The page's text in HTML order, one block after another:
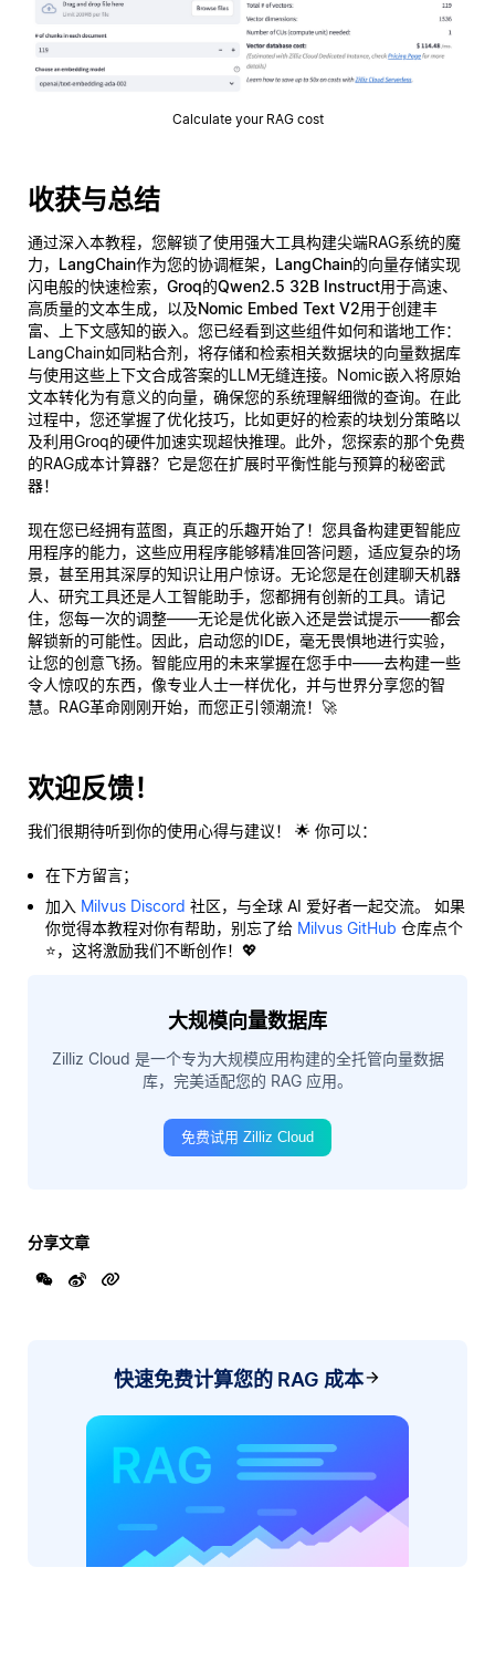
Calculate your RAG cost
收获与总结
通过深入本教程，您解锁了使用强大工具构建尖端RAG系统的魔
力， LangChain作为您的协调框架， LangChain的向量存储实现
闪电般的快速检索， Groq的Qwen2.5 32B Instruct用于高速、
高质量的文本生成，以及Nomic Embed Text V2用于创建丰
富、上下文感知的嵌入。您已经看到这些组件如何和谐地工作：
LangChain如同粘合剂，将存储和检索相关数据块的向量数据库
与使用这些上下文合成答案的LLM无缝连接。Nomic嵌入将原始
文本转化为有意义的向量，确保您的系统理解细微的查询。在此
过程中，您还掌握了优化技巧，比如更好的检索的块划分策略以
及利用Groq的硬件加速实现超快推理。此外，您探索的那个免费
的RAG成本计算器？它是您在扩展时平衡性能与预算的秘密武
器！
现在您已经拥有蓝图，真正的乐趣开始了！您具备构建更智能应
用程序的能力，这些应用程序能够精准回答问题，适应复杂的场
景，甚至用其深厚的知识让用户惊讶。无论您是在创建聊天机器
人、研究工具还是人工智能助手，您都拥有创新的工具。请记
住，您每一次的调整——无论是优化嵌入还是尝试提示——都会
解锁新的可能性。因此，启动您的IDE，毫无畏惧地进行实验，
让您的创意飞扬。智能应用的未来掌握在您手中——去构建一些
令人惊叹的东西，像专业人士一样优化，并与世界分享您的智
慧。RAG革命刚刚开始，而您正引领潮流！🚀
欢迎反馈！
我们很期待听到你的使用心得与建议！ 🌟 你可以：
在下方留言；
加入 Milvus Discord 社区，与全球 AI 爱好者一起交流。 如果
你觉得本教程对你有帮助，别忘了给 Milvus GitHub 仓库点个
⭐，这将激励我们不断创作！💖
大规模向量数据库
Zilliz Cloud 是一个专为大规模应用构建的全托管向量数据
库，完美适配您的 RAG 应用。
免费试用 Zilliz Cloud
分享文章
快速免费计算您的 RAG 成本